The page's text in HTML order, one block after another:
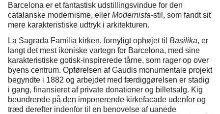
Barcelona er et fantastisk udstillingsvindue for den
catalanske modernisme, eller Modernista-stil, som fandt sit
mere karakteristiske udtryk i arkitekturen.
La Sagrada Familia kirken, fornyligt ophøjet til Basilika, er
langt det mest ikoniske vartegn for Barcelona, med sine
karakteristiske gotisk-inspirerede tårne, som rager op over
byens centrum. Opførelsen af Gaudis monumentale projekt
begyndte i 1882 og arbejdet med færdiggørelsen er stadig
i gang, finansieret af private donationer og billetsalg. Kig
beundrende på den imponerende kirkefacade udenfor og
træd derefter indenfor til en benovelse af uanede